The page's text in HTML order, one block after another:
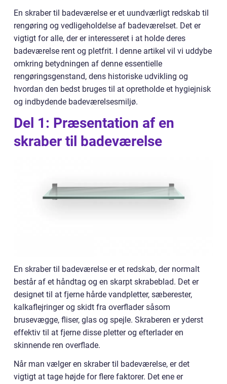
En skraber til badeværelse er et uundværligt redskab til
rengøring og vedligeholdelse af badeværelset. Det er
vigtigt for alle, der er interesseret i at holde deres
badeværelse rent og pletfrit. I denne artikel vil vi uddybe
omkring betydningen af denne essentielle
rengøringsgenstand, dens historiske udvikling og
hvordan den bedst bruges til at opretholde et hygiejnisk
og indbydende badeværelsesmiljø.
Del 1: Præsentation af en
skraber til badeværelse
En skraber til badeværelse er et redskab, der normalt
består af et håndtag og en skarpt skrabeblad. Det er
designet til at fjerne hårde vandpletter, sæberester,
kalkaflejringer og skidt fra overflader såsom
brusevægge, fliser, glas og spejle. Skraberen er yderst
effektiv til at fjerne disse pletter og efterlader en
skinnende ren overflade.
Når man vælger en skraber til badeværelse, er det
vigtigt at tage højde for flere faktorer. Det ene er